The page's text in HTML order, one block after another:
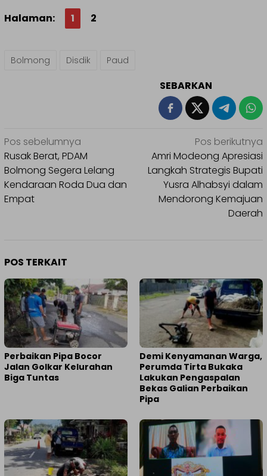
Halaman:
1 2
Bolmong Disdik Paud
SEBARKAN
Navigasi
pos
Pos sebelumnya
Rusak Berat, PDAM
Bolmong Segera Lelang
Kendaraan Roda Dua dan
Empat
Pos berikutnya
Amri Modeong Apresiasi
Langkah Strategis Bupati
Yusra Alhabsyi dalam
Mendorong Kemajuan
Daerah
POS TERKAIT
Perbaikan Pipa Bocor
Jalan Golkar Kelurahan
Biga Tuntas
Demi Kenyamanan Warga,
Perumda Tirta Bukaka
Lakukan Pengaspalan
Bekas Galian Perbaikan
Pipa